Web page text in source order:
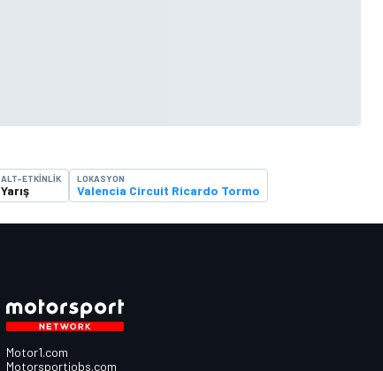
ALT-ETKINLIK
Yarış
LOKASYON
Valencia Circuit Ricardo Tormo
Motor1.com
Motorsportjobs.com